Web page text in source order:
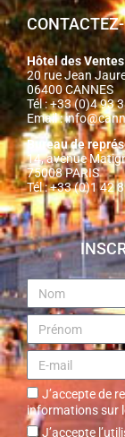
Hôtel des Ventes
20 rue Jean
06400 CANNES
Tél : +33 (0)4 93
Email :
Bureau de
14, avenue
75008 PARIS
Tél : +33 (0)1 42
J’accepte de
informations sur
J’accepte